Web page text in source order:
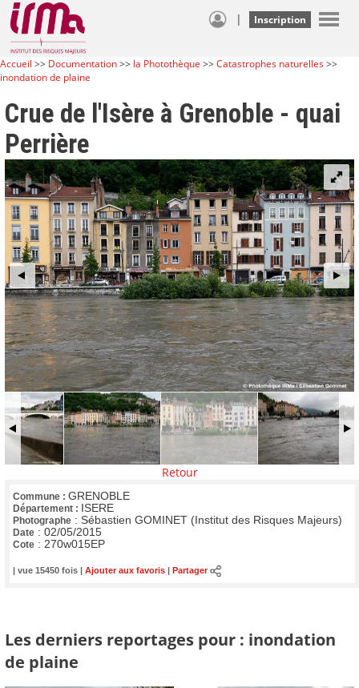
| Inscription
Accueil >> Documentation>> la Photothèque >>Catastrophes naturelles>>
inondation de plaine
Crue de l'Isère à Grenoble - quai
Perrière
Retour
Commune : GRENOBLE
Département : ISERE
Photographe : Sébastien GOMINET (Institut des Risques Majeurs)
Date : 02/05/2015
Cote : 270w015EP
| vue 15450 fois | Ajouter aux favoris Partager
Les derniers reportages pour : inondation
de plaine